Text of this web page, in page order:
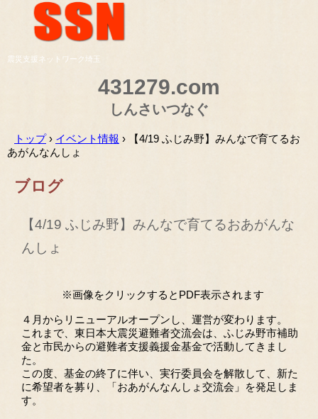
震災支援ネットワーク埼玉
431279.com
しんさいつなぐ
トップ› イベント情報 ›
【4/19 ふじみ野】みんなで育てるお
あがんなんしょ
ブログ
【4/19 ふじみ野】みんなで育てるおあがんな
んしょ
※画像をクリックするとPDF表示されます
４月からリニューアルオープンし、運営が変わります。
これまで、東日本大震災避難者交流会は、ふじみ野市補助
金と市民からの避難者支援義援金基金で活動してきまし
た。
この度、基金の終了に伴い、実行委員会を解散して、新た
に希望者を募り、「おあがんなんしょ交流会」を発足しま
す。